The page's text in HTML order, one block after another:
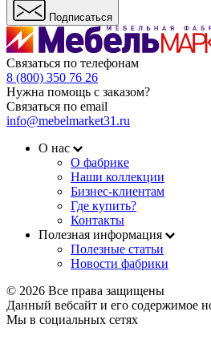
Подписаться
Связаться по телефонам
8 (800) 350 76 26
Нужна помощь с заказом?
Связаться по email
info@mebelmarket31.ru
О нас
О фабрике
Наши коллекции
Бизнес-клиентам
Где купить?
Контакты
Полезная информация
Полезные статьи
Новости фабрики
© 2026 Все права защищены
Данный вебсайт и его содержимое
Мы в социальных сетях